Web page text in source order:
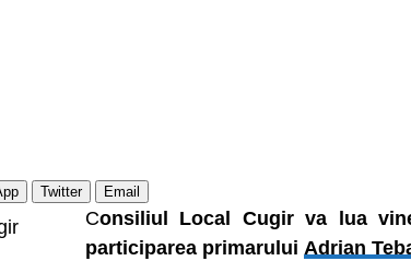
Twitter Email
Consiliul Local Cugir va lua
participarea primarului Adrian